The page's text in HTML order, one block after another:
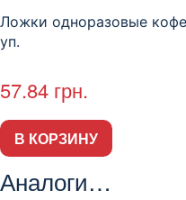
Ложки одноразовые
уп.
57.84 грн.
В КОРЗИНУ
Аналоги…